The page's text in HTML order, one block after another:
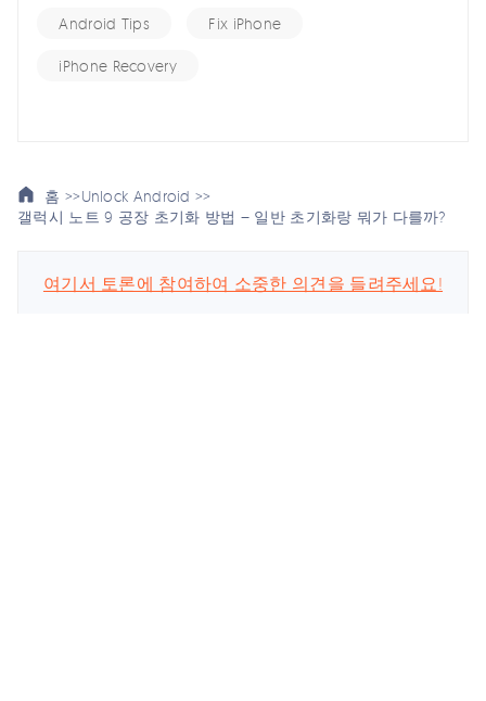
Android Tips Fix iPhone
iPhone Recovery
홈 >>Unlock Android >>
갤럭시 노트 9 공장 초기화 방법 – 일반 초기화랑 뭐가 다를까?
여기서 토론에 참여하여 소중한 의견을 들려주세요!